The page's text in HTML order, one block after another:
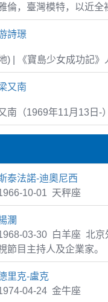
倫，臺灣模特，以近全
詩璟
) | 《寶島少女成功記
又南
南（1969年11月13日-
泰法諾-迪奧尼西
10-01 天秤座
瀾
03-30 白羊座 北京
節目主持人及企業家。
里克-盧克
04-24 金牛座